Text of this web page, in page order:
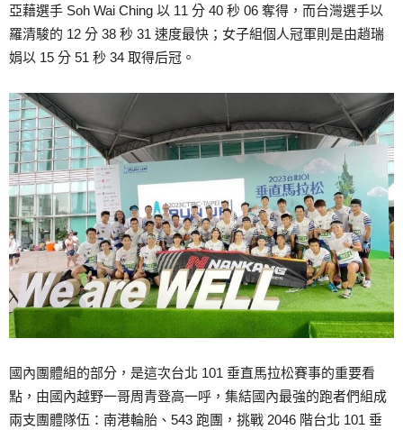
亞藉選手 Soh Wai Ching 以 11 分 40 秒 06 奪得，而台灣選手以
羅清駿的 12 分 38 秒 31 速度最快；女子組個人冠軍則是由趙瑞
娟以 15 分 51 秒 34 取得后冠。
國內團體組的部分，是這次台北 101 垂直馬拉松賽事的重要看
點，由國內越野一哥周青登高一呼，集結國內最強的跑者們組成
兩支團體隊伍：南港輪胎、543 跑團，挑戰 2046 階台北 101 垂